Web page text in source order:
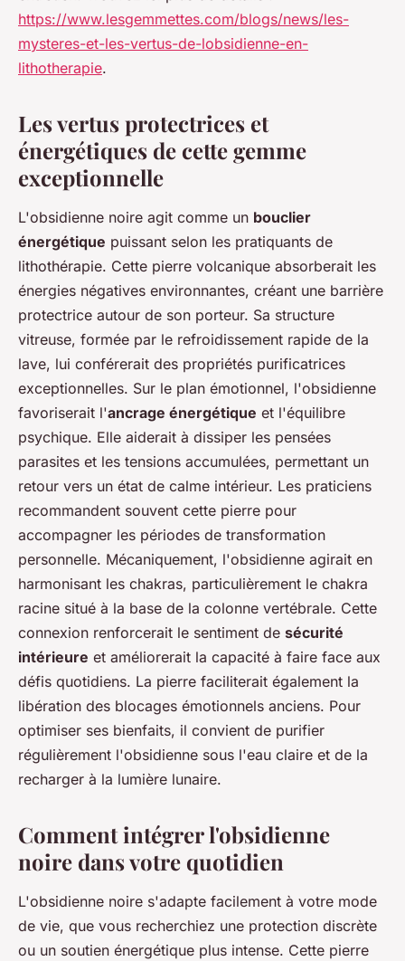
https://www.lesgemmettes.com/blogs/news/les-
mysteres-et-les-vertus-de-lobsidienne-en-
lithotherapie.
Les vertus protectrices et
énergétiques de cette gemme
exceptionnelle
L'obsidienne noire agit comme un bouclier
énergétique puissant selon les pratiquants de
lithothérapie. Cette pierre volcanique absorberait les
énergies négatives environnantes, créant une barrière
protectrice autour de son porteur. Sa structure
vitreuse, formée par le refroidissement rapide de la
lave, lui conférerait des propriétés purificatrices
exceptionnelles. Sur le plan émotionnel, l'obsidienne
favoriserait l'ancrage énergétique et l'équilibre
psychique. Elle aiderait à dissiper les pensées
parasites et les tensions accumulées, permettant un
retour vers un état de calme intérieur. Les praticiens
recommandent souvent cette pierre pour
accompagner les périodes de transformation
personnelle. Mécaniquement, l'obsidienne agirait en
harmonisant les chakras, particulièrement le chakra
racine situé à la base de la colonne vertébrale. Cette
connexion renforcerait le sentiment de sécurité
intérieure et améliorerait la capacité à faire face aux
défis quotidiens. La pierre faciliterait également la
libération des blocages émotionnels anciens. Pour
optimiser ses bienfaits, il convient de purifier
régulièrement l'obsidienne sous l'eau claire et de la
recharger à la lumière lunaire.
Comment intégrer l'obsidienne
noire dans votre quotidien
L'obsidienne noire s'adapte facilement à votre mode
de vie, que vous recherchiez une protection discrète
ou un soutien énergétique plus intense. Cette pierre